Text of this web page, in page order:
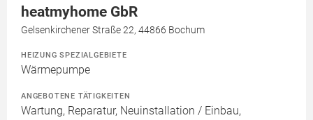
heatmyhome GbR
Gelsenkirchener Straße 22, 44866 Bochum
HEIZUNG SPEZIALGEBIETE
Wärmepumpe
ANGEBOTENE TÄTIGKEITEN
Wartung, Reparatur, Neuinstallation / Einbau,